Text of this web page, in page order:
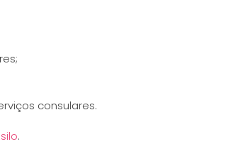
consulares.
.